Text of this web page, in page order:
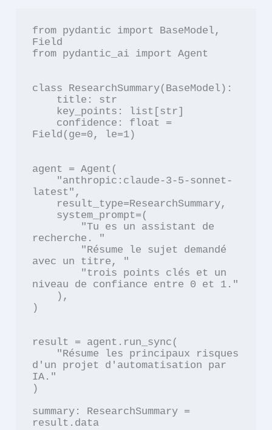
from pydantic import BaseModel,
Field
from pydantic_ai import Agent
class ResearchSummary(BaseModel):
Field(ge=0, le=1)
agent = Agent(
latest",
recherche. "
avec un titre, "
niveau de confiance entre 0 et 1."
)
result = agent.run_sync(
d'un projet d'automatisation par
IA."
)
summary: ResearchSummary =
result.data